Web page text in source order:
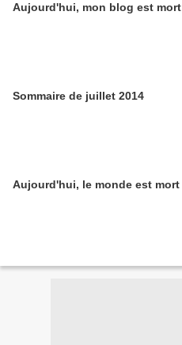
Aujourd'hui, mon blog est mort
Sommaire de juillet 2014
Aujourd'hui, le monde est mort